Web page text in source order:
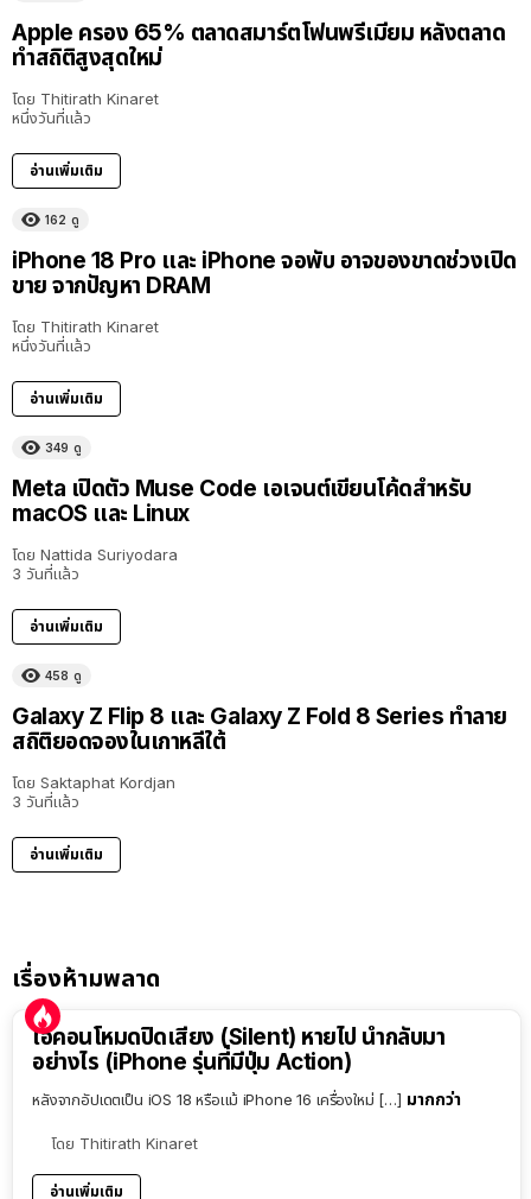
Apple ครอง 65% ตลาดสมาร์ตโฟนพรีเมียม หลังตลาด
ทำสถิติสูงสุดใหม่
โดย Thitirath Kinaret
หนึ่งวันที่แล้ว
อ่านเพิ่มเติม
162 ดู
iPhone 18 Pro และ iPhone จอพับ อาจของขาดช่วงเปิด
ขาย จากปัญหา DRAM
โดย Thitirath Kinaret
หนึ่งวันที่แล้ว
อ่านเพิ่มเติม
349 ดู
Meta เปิดตัว Muse Code เอเจนต์เขียนโค้ดสำหรับ
macOS และ Linux
โดย Nattida Suriyodara
3 วันที่แล้ว
อ่านเพิ่มเติม
458 ดู
Galaxy Z Flip 8 และ Galaxy Z Fold 8 Series ทำลาย
สถิติยอดจองในเกาหลีใต้
โดย Saktaphat Kordjan
3 วันที่แล้ว
อ่านเพิ่มเติม
เรื่องห้ามพลาด
ไอคอนโหมดปิดเสียง (Silent) หายไป นำกลับมา
อย่างไร (iPhone รุ่นที่มีปุ่ม Action)
หลังจากอัปเดตเป็น iOS 18 หรือแม้ iPhone 16 เครื่องใหม่ […] มากกว่า
โดย Thitirath Kinaret
อ่านเพิ่มเติม